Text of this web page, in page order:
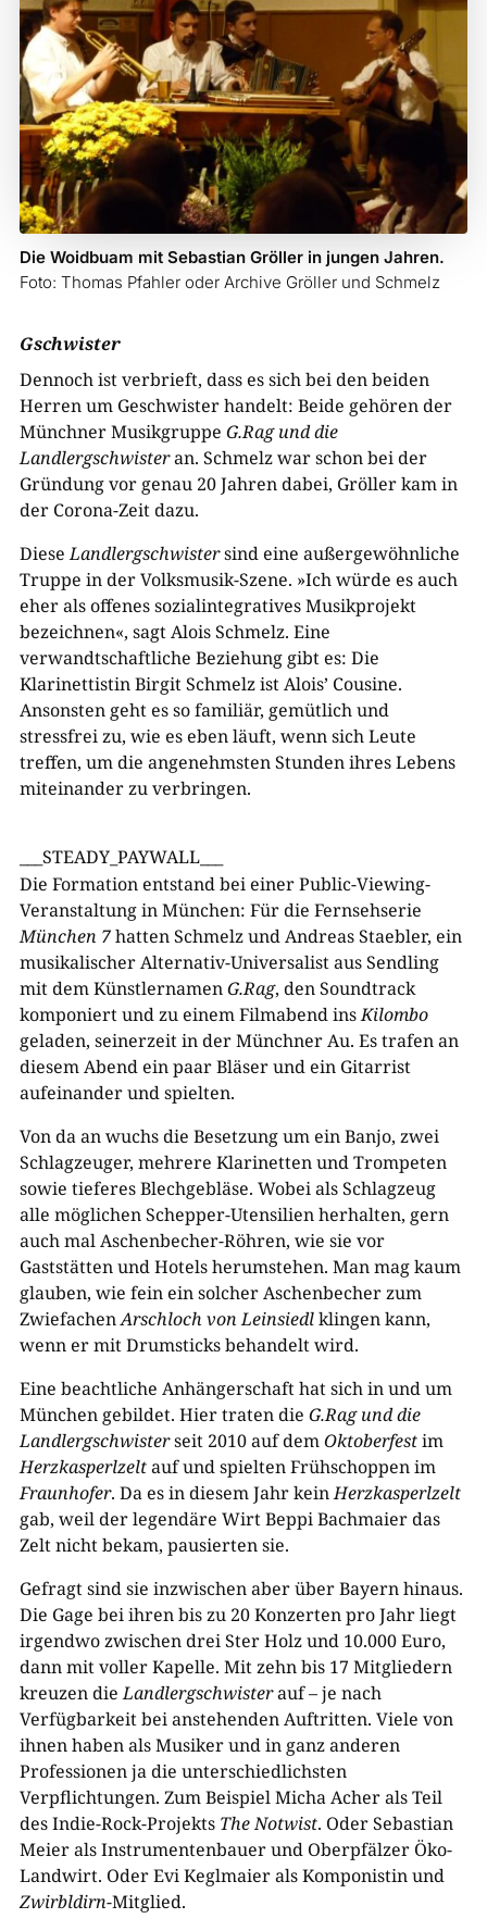
Die Woidbuam mit Sebastian Gröller in jungen Jahren.
Foto: Thomas Pfahler oder Archive Gröller und Schmelz
Gschwister
Dennoch ist verbrieft, dass es sich bei den beiden
Herren um Geschwister handelt: Beide gehören der
Münchner Musikgruppe G.Rag und die
Landlergschwisteran. Schmelz war schon bei der
Gründung vor genau 20 Jahren dabei, Gröller kam in
der Corona-Zeit dazu.
DieseLandlergschwistersind eine außergewöhnliche
Truppe in der Volksmusik-Szene. »Ich würde es auch
eher als offenes sozialintegratives Musikprojekt
bezeichnen«, sagt Alois Schmelz. Eine
verwandtschaftliche Beziehung gibt es: Die
Klarinettistin Birgit Schmelz ist Alois’ Cousine.
Ansonsten geht es so familiär, gemütlich und
stressfrei zu, wie es eben läuft, wenn sich Leute
treffen, um die angenehmsten Stunden ihres Lebens
miteinander zu verbringen.
___STEADY_PAYWALL___
Die Formation entstand bei einer Public-Viewing-
Veranstaltung in München: Für die Fernsehserie
München 7hatten Schmelz und Andreas Staebler, ein
musikalischer Alternativ-Universalist aus Sendling
mit dem KünstlernamenG.Rag, den Soundtrack
komponiert und zu einem Filmabend insKilombo
geladen, seinerzeit in der Münchner Au. Es trafen an
diesem Abend ein paar Bläser und ein Gitarrist
aufeinander und spielten.
Von da an wuchs die Besetzung um ein Banjo, zwei
Schlagzeuger, mehrere Klarinetten und Trompeten
sowie tieferes Blechgebläse. Wobei als Schlagzeug
alle möglichen Schepper-Utensilien herhalten, gern
auch mal Aschenbecher-Röhren, wie sie vor
Gaststätten und Hotels herumstehen. Man mag kaum
glauben, wie fein ein solcher Aschenbecher zum
ZwiefachenArschloch von Leinsiedlklingen kann,
wenn er mit Drumsticks behandelt wird.
Eine beachtliche Anhängerschaft hat sich in und um
München gebildet. Hier traten die G.Rag und die
Landlergschwisterseit 2010 auf demOktoberfestim
Herzkasperlzeltauf und spielten Frühschoppen im
Fraunhofer. Da es in diesem Jahr keinHerzkasperlzelt
gab, weil der legendäre Wirt Beppi Bachmaier das
Zelt nicht bekam, pausierten sie.
Gefragt sind sie inzwischen aber über Bayern hinaus.
Die Gage bei ihren bis zu 20 Konzerten pro Jahr liegt
irgendwo zwischen drei Ster Holz und 10.000 Euro,
dann mit voller Kapelle. Mit zehn bis 17 Mitgliedern
kreuzen dieLandlergschwisterauf – je nach
Verfügbarkeit bei anstehenden Auftritten. Viele von
ihnen haben als Musiker und in ganz anderen
Professionen ja die unterschiedlichsten
Verpflichtungen. Zum Beispiel Micha Acher als Teil
des Indie-Rock-Projekts The Notwist. Oder Sebastian
Meier als Instrumentenbauer und Oberpfälzer Öko-
Landwirt. Oder Evi Keglmaier als Komponistin und
Zwirbldirn-Mitglied.